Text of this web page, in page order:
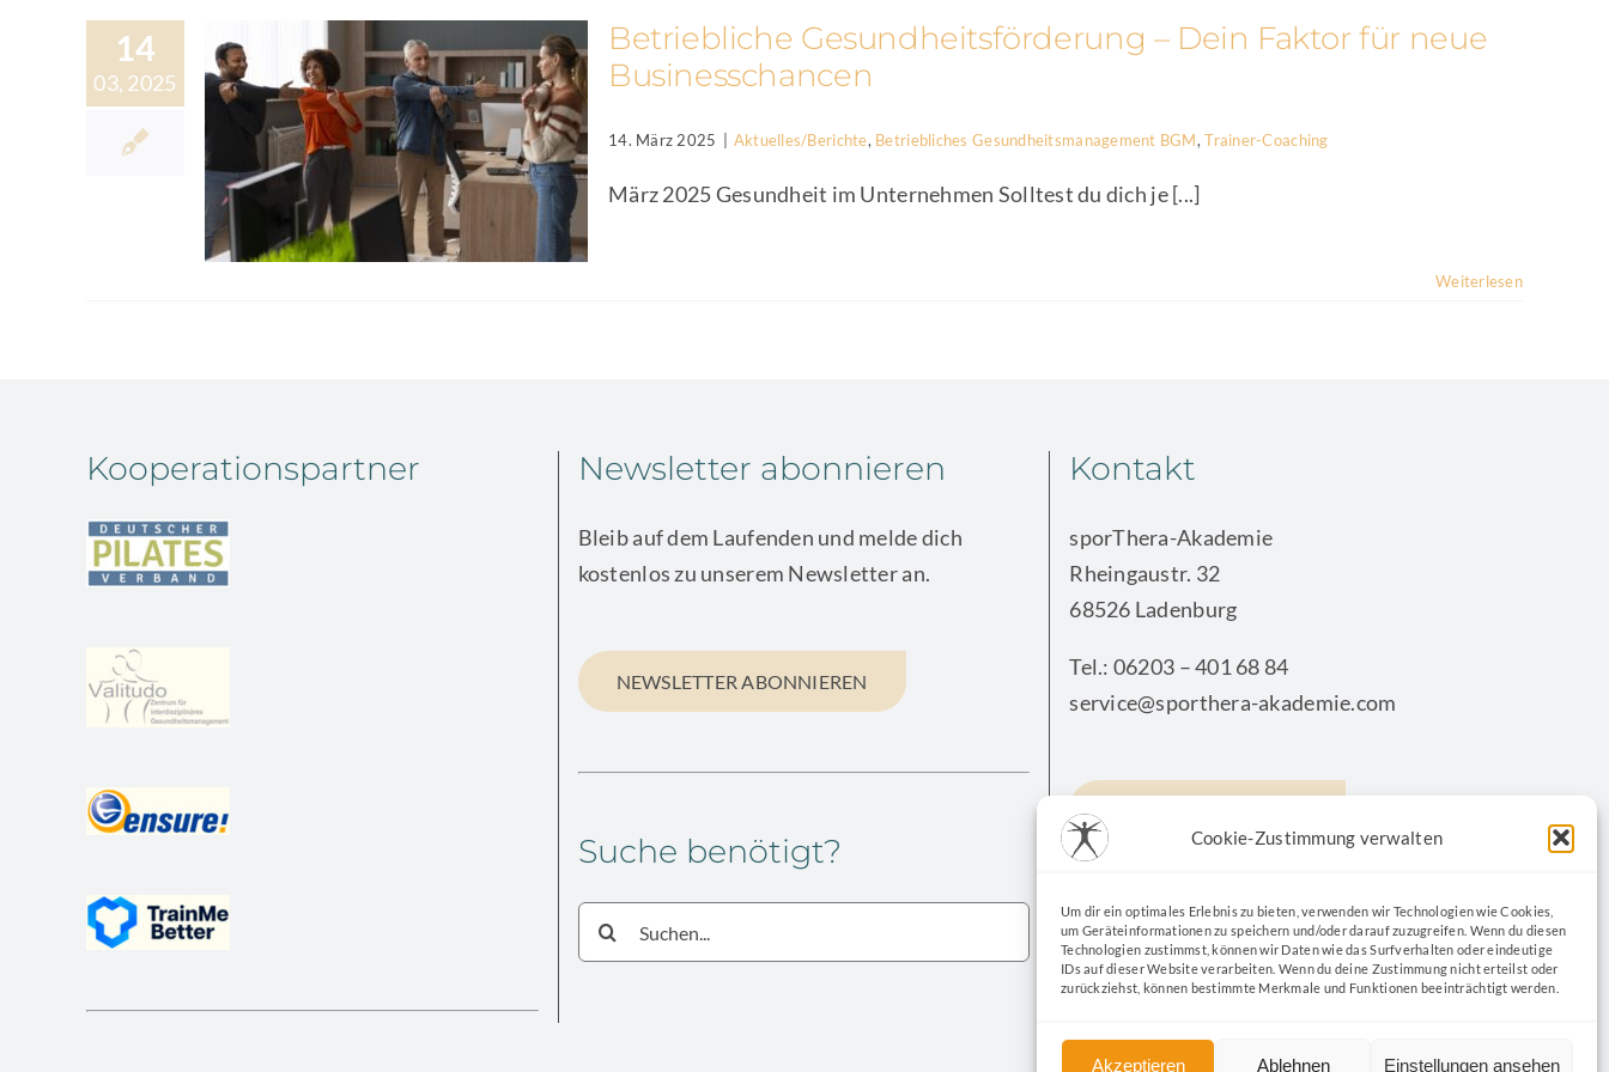
Cookie-Zustimmung verwalten
Um dir ein optimales Erlebnis zu bieten, verwenden wir Technologien wie Cookies,
um Geräteinformationen zu speichern und/oder darauf zuzugreifen. Wenn du diesen
Technologien zustimmst, können wir Daten wie das Surfverhalten oder eindeutige
IDs auf dieser Website verarbeiten. Wenn du deine Zustimmung nicht erteilst oder
zurückziehst, können bestimmte Merkmale und Funktionen beeinträchtigt werden.
Akzeptieren Ablehnen Einstellungen ansehen
14
03, 2025
Betriebliche Gesundheitsförderung – Dein Faktor für neue
Businesschancen
14. März 2025 | Aktuelles/Berichte, Betriebliches Gesundheitsmanagement BGM,Trainer-Coaching
März 2025 Gesundheit im Unternehmen Solltest du dich je [...]
Weiterlesen
Kooperationspartner Newsletter abonnieren
Bleib auf dem Laufenden und melde dich
kostenlos zu unserem Newsletter an.
NEWSLETTER ABONNIEREN
Suche benötigt?
Suche
nach:
Kontakt
sporThera-Akademie
Rheingaustr. 32
68526 Ladenburg
Tel.: 06203 – 401 68 84
service@sporthera-akademie.com